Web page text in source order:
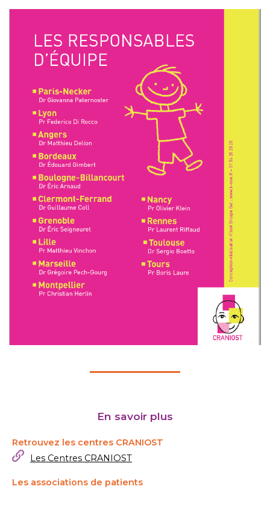
En savoir plus
Retrouvez les centres CRANIOST
Les Centres CRANIOST
Les associations de patients